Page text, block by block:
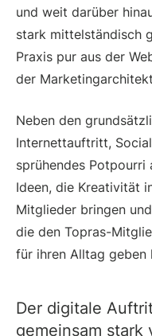
und weit darüber
stark mittelständisch
Praxis pur aus der
der
Neben den
Internettauftritt,
sprühendes Potpourri
Ideen, die Kreativität
Mitglieder bringen
die den Topras-
für ihren Alltag geben
Der digitale
gemeinsam stark